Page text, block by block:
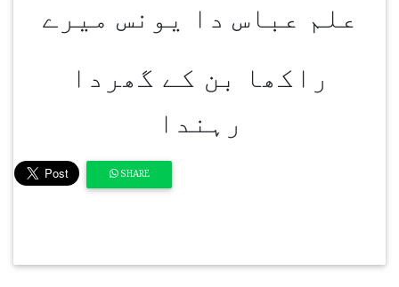
علم عباس دا یونس میرے
راکھا بن کے گھردا
رہندا
SHARE